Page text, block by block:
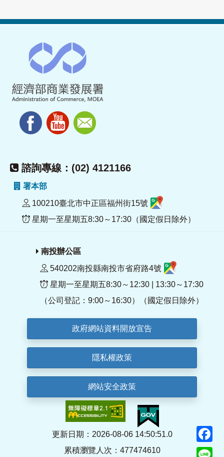
諮詢專線：(02) 4121166
署本部
100210臺北市中正區福州街15號
星期一至星期五8:30～17:30（國定假日除外）
南投辦公區
540202南投縣南投市省府路4號
星期一至星期五8:30～12:30 | 13:30～17:30
（公司登記：9:00～16:30）（國定假日除外）
政府網站資料開放宣告
隱私權政策
網站安全政策
更新日期：2026-08-06 14:50:51.0
累積瀏覽人次：477474610